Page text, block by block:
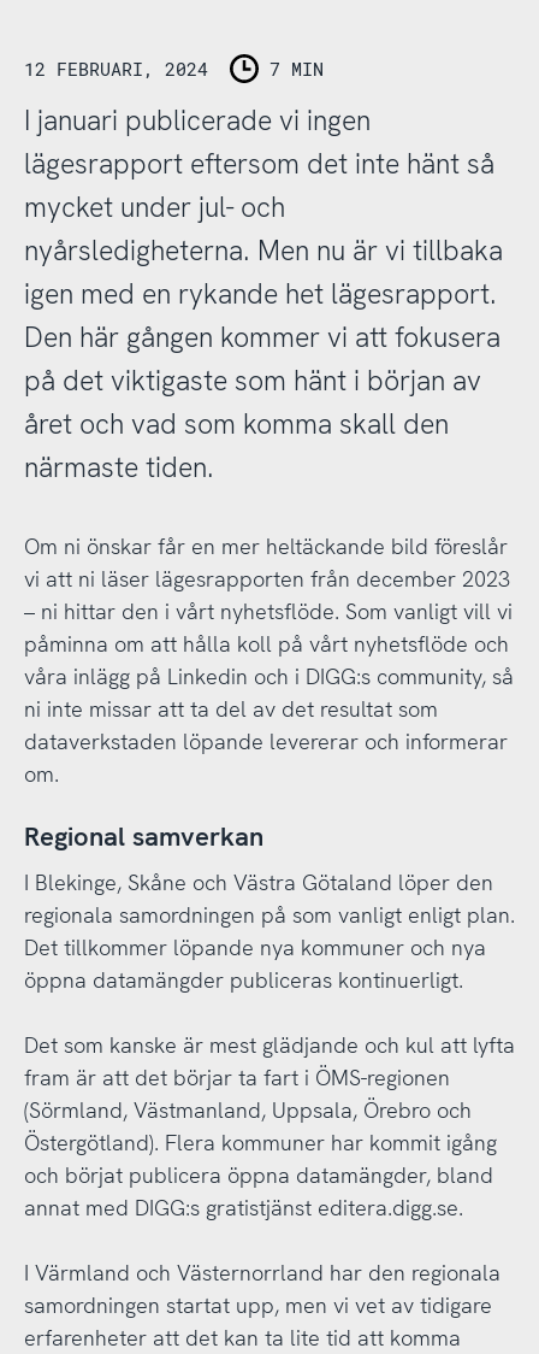
12 FEBRUARI, 2024 7 MIN
I januari publicerade vi ingen
lägesrapport eftersom det inte hänt så
mycket under jul- och
nyårsledigheterna. Men nu är vi tillbaka
igen med en rykande het lägesrapport.
Den här gången kommer vi att fokusera
på det viktigaste som hänt i början av
året och vad som komma skall den
närmaste tiden.
Om ni önskar får en mer heltäckande bild föreslår
vi att ni läser lägesrapporten från december 2023
– ni hittar den i vårt nyhetsflöde. Som vanligt vill vi
påminna om att hålla koll på vårt nyhetsflöde och
våra inlägg på Linkedin och i DIGG:s community, så
ni inte missar att ta del av det resultat som
dataverkstaden löpande levererar och informerar
om.
Regional samverkan
I Blekinge, Skåne och Västra Götaland löper den
regionala samordningen på som vanligt enligt plan.
Det tillkommer löpande nya kommuner och nya
öppna datamängder publiceras kontinuerligt.
Det som kanske är mest glädjande och kul att lyfta
fram är att det börjar ta fart i ÖMS-regionen
(Sörmland, Västmanland, Uppsala, Örebro och
Östergötland). Flera kommuner har kommit igång
och börjat publicera öppna datamängder, bland
annat med DIGG:s gratistjänst editera.digg.se.
I Värmland och Västernorrland har den regionala
samordningen startat upp, men vi vet av tidigare
erfarenheter att det kan ta lite tid att komma